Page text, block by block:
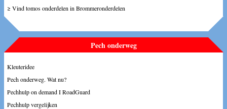
≥ Vind tomos onderdelen in Brommeronderdelen
Pech onderweg
Kleuteridee
Pech onderweg. Wat nu?
Pechhulp on demand I RoadGuard
Pechhulp vergelijken